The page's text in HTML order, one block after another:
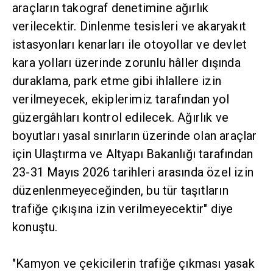
araçların takograf denetimine ağırlık
verilecektir. Dinlenme tesisleri ve akaryakıt
istasyonları kenarları ile otoyollar ve devlet
kara yolları üzerinde zorunlu hâller dışında
duraklama, park etme gibi ihlallere izin
verilmeyecek, ekiplerimiz tarafından yol
güzergâhları kontrol edilecek. Ağırlık ve
boyutları yasal sınırların üzerinde olan araçlar
için Ulaştırma ve Altyapı Bakanlığı tarafından
23-31 Mayıs 2026 tarihleri arasında özel izin
düzenlenmeyeceğinden, bu tür taşıtların
trafiğe çıkışına izin verilmeyecektir" diye
konuştu.
"Kamyon ve çekicilerin trafiğe çıkması yasak